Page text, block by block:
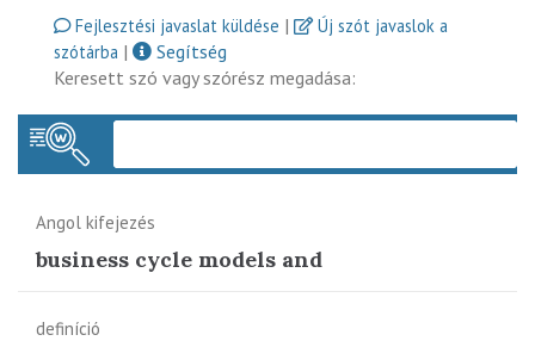
Fejlesztési javaslat küldése |
Új szót javaslok a
szótárba |
Segítség
Keresett szó vagy szórész megadása:
Angol kifejezés
business cycle models and
definíció